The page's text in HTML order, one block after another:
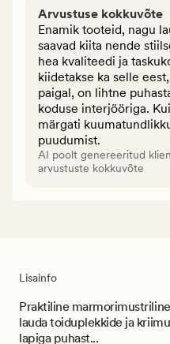
Arvustuse kokkuvõte
Enamik tooteid, nagu
saavad kiita nende
hea kvaliteedi ja
kiidetakse ka selle
paigal, on lihtne
koduse interjööriga.
märgati
puudumist.
AI poolt genereeritud
arvustuste kokkuvõte
Lisainfo
Praktiline
lauda toiduplekkide ja
lapiga puhast...